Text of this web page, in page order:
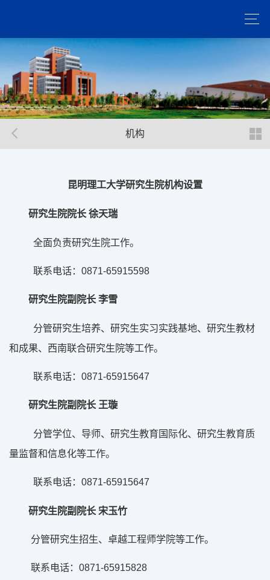
机构
昆明理工大学研究生院机构设置
研究生院院长 徐天瑞
全面负责研究生院工作。
联系电话： 0871-65915598
研究生院副院长 李雪
分管研究生培养、研究生实习实践基地、研究生教材
和成果、西南联合研究生院等工作。
联系电话： 0871-65915647
研究生院副院长 王璇
分管学位、导师、研究生教育国际化、研究生教育质
量监督和信息化等工作。
联系电话： 0871-65915647
研究生院副院长 宋玉竹
分管研究生招生、卓越工程师学院等工作。
联系电话：0871-65915828